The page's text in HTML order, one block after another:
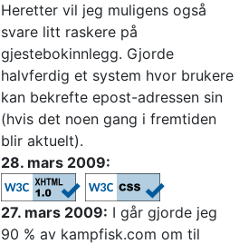
Heretter vil jeg muligens også
svare litt raskere på
gjestebokinnlegg. Gjorde
halvferdig et system hvor brukere
kan bekrefte epost-adressen sin
(hvis det noen gang i fremtiden
blir aktuelt).
28. mars 2009:
27. mars 2009: I går gjorde jeg
90 % av kampfisk.com om til